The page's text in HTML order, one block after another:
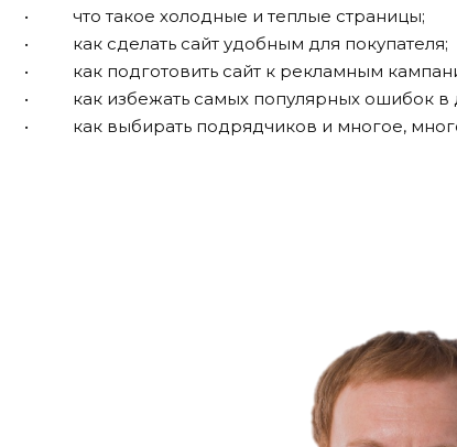
• что такое холодные и теплые страницы;
• как сделать сайт удобным для покупателя;
• как подготовить сайт к рекламным
• как избежать самых популярных ошибок в
• как выбирать подрядчиков и многое,